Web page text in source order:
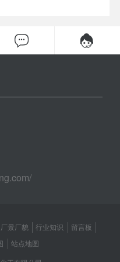
厂景厂貌 行业知识
留言板
站点地图